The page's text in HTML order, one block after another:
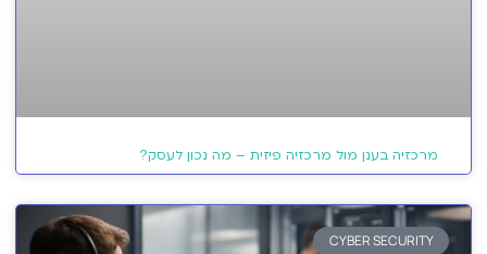
מרכזיה בענן מול מרכזיה פיזית – מה נכון לעסק?
CYBER SECURITY